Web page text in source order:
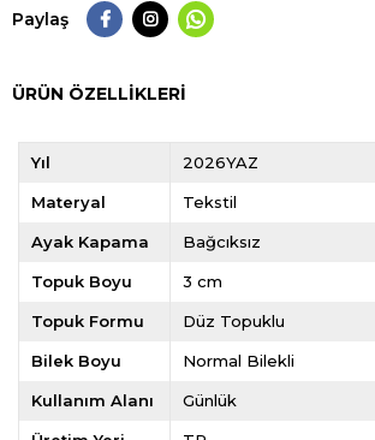
Paylaş
ÜRÜN ÖZELLIKLERI
Yıl 2026YAZ
Materyal Tekstil
Ayak Kapama Bağcıksız
Topuk Boyu 3 cm
Topuk Formu Düz Topuklu
Bilek Boyu Normal Bilekli
Kullanım Alanı Günlük